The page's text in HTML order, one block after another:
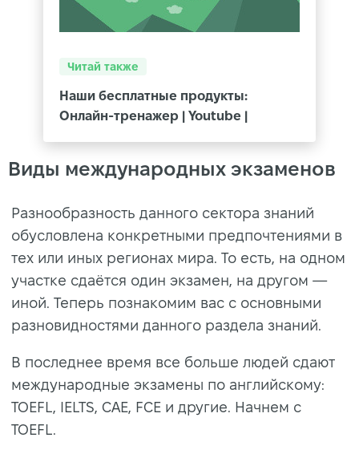
Читай также
Наши бесплатные продукты:
Онлайн-тренажер | Youtube |
Виды международных экзаменов
Разнообразность данного сектора знаний
обусловлена конкретными предпочтениями в
тех или иных регионах мира. То есть, на одном
участке сдаётся один экзамен, на другом —
иной. Теперь познакомим вас с основными
разновидностями данного раздела знаний.
В последнее время все больше людей сдают
международные экзамены по английскому:
TOEFL, IELTS, CAE, FCE и другие. Начнем с
TOEFL.